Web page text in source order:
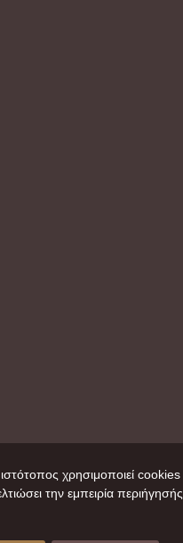
χρησιμοποιεί cookies
την εμπειρία περιήγησής